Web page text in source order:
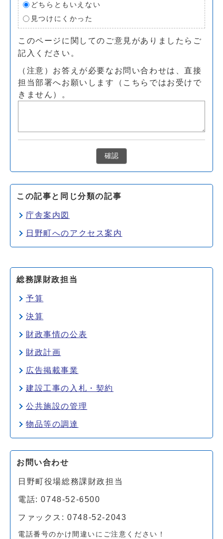
どちらともいえない
見つけにくかった
このページに関してのご意見がありましたらご
記入ください。
（注意）お答えが必要なお問い合わせは、直接
担当部署へお願いします（こちらではお受けで
きません）。
確認
この記事と同じ分類の記事
庁舎案内図
日野町へのアクセス案内
総務課財政担当
予算
決算
財政事情の公表
財政計画
広告掲載事業
建設工事の入札・契約
公共施設の管理
物品等の調達
お問い合わせ
日野町役場総務課財政担当
電話: 0748-52-6500
ファックス: 0748-52-2043
電話番号のかけ間違いにご注意ください！